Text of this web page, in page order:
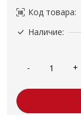
Код товара:
Наличие: